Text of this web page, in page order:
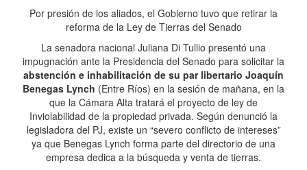
Por presión de los aliados, el Gobierno tuvo que retirar la
reforma de la Ley de Tierras del Senado
La senadora nacional Juliana Di Tullio presentó una
impugnación ante la Presidencia del Senado para solicitar la
abstención e inhabilitación de su par libertario Joaquín
Benegas Lynch (Entre Ríos) en la sesión de mañana, en la
que la Cámara Alta tratará el proyecto de ley de
Inviolabilidad de la propiedad privada. Según denunció la
legisladora del PJ, existe un “severo conflicto de intereses”
ya que Benegas Lynch forma parte del directorio de una
empresa dedica a la búsqueda y venta de tierras.